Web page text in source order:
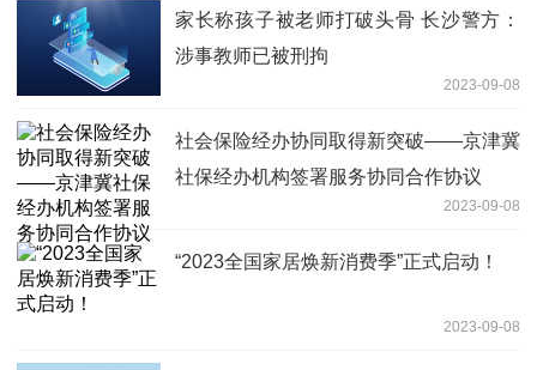
家长称孩子被老师打破头骨 长沙警方：
涉事教师已被刑拘
2023-09-08
社会保险经办协同取得新突破——京津冀
社保经办机构签署服务协同合作协议
2023-09-08
“2023全国家居焕新消费季”正式启动！
2023-09-08